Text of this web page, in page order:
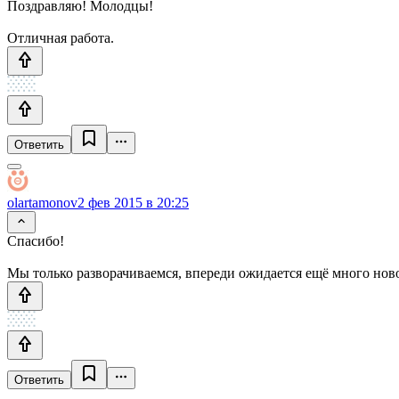
Поздравляю! Молодцы!
Отличная работа.
Ответить
olartamonov2 фев 2015 в 20:25
Спасибо!
Мы только разворачиваемся, впереди ожидается ещё много
Ответить